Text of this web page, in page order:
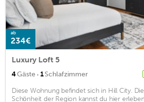
ab
234€
Luxury Loft 5
4Gäste · 1Schlafzimmer
Diese Wohnung befindet sich in Hill City.
Schönheit der Region kannst du hier